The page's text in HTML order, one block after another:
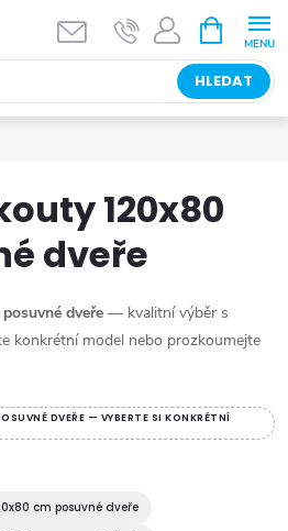
HLEDAT
NÁKUPNÍ
KOŠÍK
120x80
dveře
dveře — kvalitní výběr s
konkrétní model nebo prozkoumejte
DVEŘE — VYBERTE SI KONKRÉTNÍ
cm posuvné dveře